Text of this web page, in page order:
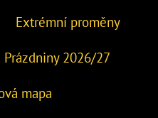
Extrémní proměny
Prázdniny 2026/27
mapa